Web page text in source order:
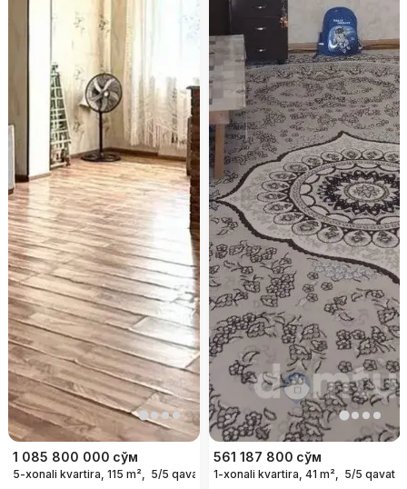
1 085 800 000 сўм
5-xonali kvartira, 115 m², 5/5 qavat
561 187 800 сўм
1-xonali kvartira, 41 m², 5/5 qavat